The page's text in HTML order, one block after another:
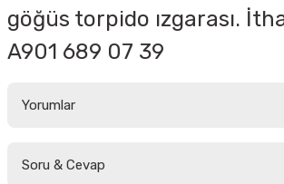
göğüs torpido ızgarası.
A901 689 07 39
Yorumlar
Soru & Cevap